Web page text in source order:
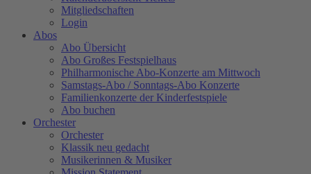
Mitgliedschaften
Login
Abos
Abo Übersicht
Abo Großes Festspielhaus
Philharmonische Abo-Konzerte am Mittwoch
Samstags-Abo / Sonntags-Abo Konzerte
Familienkonzerte der Kinderfestspiele
Abo buchen
Orchester
Orchester
Klassik neu gedacht
Musikerinnen & Musiker